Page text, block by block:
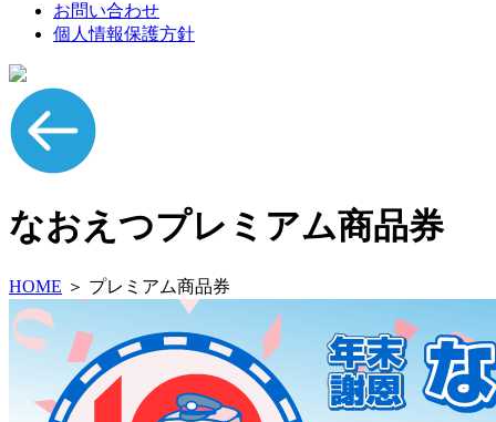
お問い合わせ
個人情報保護方針
なおえつプレミアム商品券
HOME ＞ プレミアム商品券